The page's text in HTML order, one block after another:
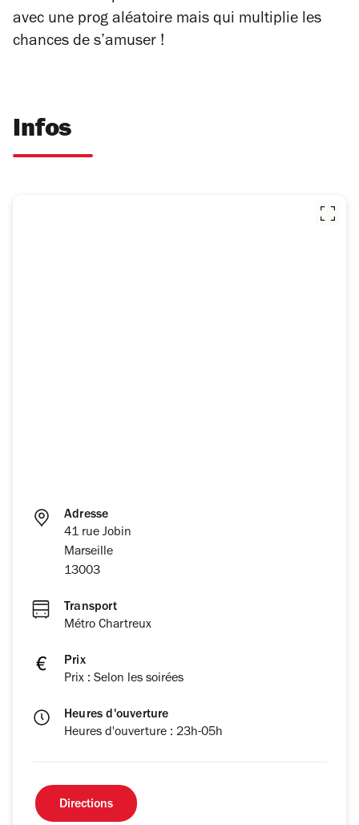
avec une prog aléatoire mais qui multiplie les
chances de s’amuser !
Infos
Adresse
41 rue Jobin
Marseille
13003
Transport
Métro Chartreux
Prix
Prix : Selon les soirées
Heures d'ouverture
Heures d'ouverture : 23h-05h
Directions